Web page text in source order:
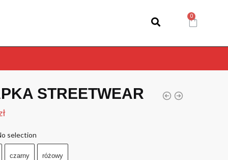
STREETWEAR
selection
czarny różowy